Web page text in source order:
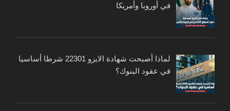
في أوروبا وأمريكا
لماذا أصبحت شهادة الايزو 22301 شرطا أساسيا
في عقود البنوك؟